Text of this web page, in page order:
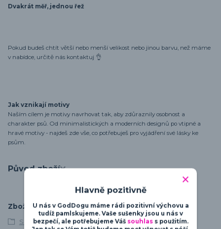
Dvakrát měř, jednou řež
Pokud budeš chtít větší nebo menší velikost nebo jinou barvu, než máme
v nabídce, určitě nás kontaktuj 👌
Jak vznikají motivy
Naším cílem je motivy navrhovat tak, aby zdůraznily osobnost a
charakter psů. Od minimalistických a moderních designů po vtipné a
hravé motivy - najdeš zde vše, co potřebuješ pro vyjádření své lásky ke
psům.
Původ zboží
Zboží zařazeno v kategoriích
S vlastním textem
Hlavně pozitivně
U nás v GodDogu máme rádi pozitivní výchovu a
tudíž pamlskujeme. Vaše sušenky jsou u nás v
bezpečí, ale potřebujeme Váš souhlass použitím.